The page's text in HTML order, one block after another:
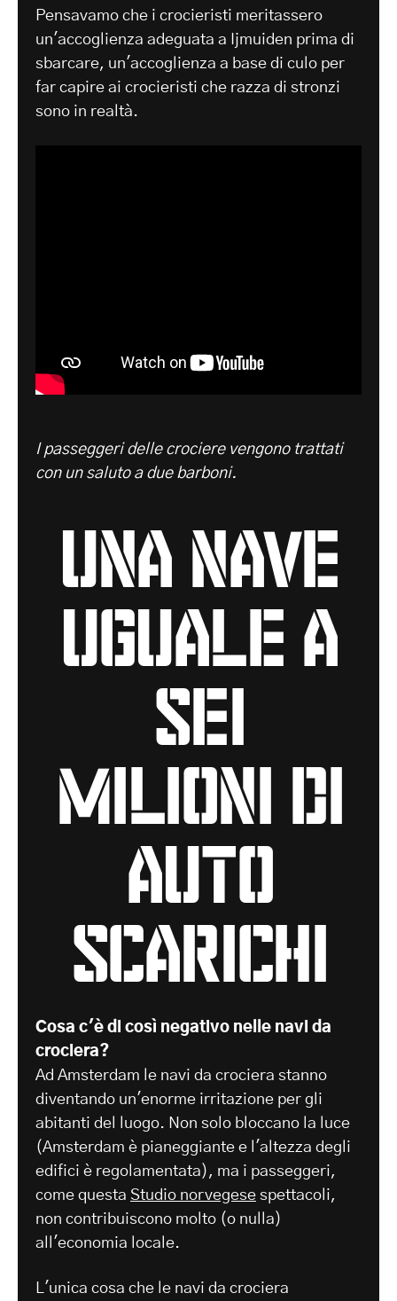
Pensavamo che i crocieristi meritassero
un'accoglienza adeguata a Ijmuiden prima di
sbarcare, un'accoglienza a base di culo per
far capire ai crocieristi che razza di stronzi
sono in realtà.
I passeggeri delle crociere vengono trattati
con un saluto a due barboni.
una nave
uguale a
sei
milioni di
auto
scarichi
Cosa c'è di così negativo nelle navi da
crociera?
Ad Amsterdam le navi da crociera stanno
diventando un'enorme irritazione per gli
abitanti del luogo. Non solo bloccano la luce
(Amsterdam è pianeggiante e l'altezza degli
edifici è regolamentata), ma i passeggeri,
come questa Studio norvegese spettacoli,
non contribuiscono molto (o nulla)
all'economia locale.
L'unica cosa che le navi da crociera